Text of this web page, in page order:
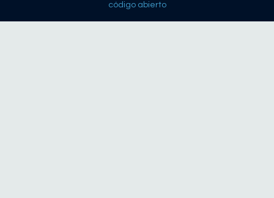
código abierto